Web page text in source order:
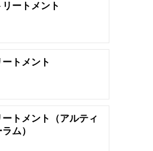
ートメント
トメント
トメント（アルティ
ム）